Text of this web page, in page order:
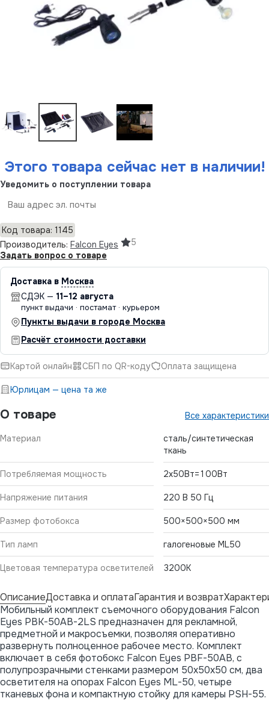
О товаре Все характеристики
Материал
сталь/cинтетическая
ткань
Потребляемая мощность 2х50Вт=100Вт
Напряжение питания 220 В 50 Гц
Размер фотобокса 500×500×500 мм
Тип ламп галогеновые ML50
Цветовая температура осветителей 3200K
Этого товара сейчас нет в наличии!
Уведомить о поступлении товара
Код товара: 1145
Производитель: Falcon Eyes
5
Задать вопрос о товаре
Доставка в Москва
СДЭК — 11–12 августа
пункт выдачи · постамат · курьером
Пункты выдачи в городе Москва
Расчёт стоимости доставки
Картой онлайн СБП по QR-коду Оплата защищена
Юрлицам — цена та же
ОписаниеДоставка и оплатаГарантия и возврат
Мобильный комплект съемочного оборудования Falcon
Eyes PBK-50AB-2LS предназначен для рекламной,
предметной и макросъемки, позволяя оперативно
развернуть полноценное рабочее место. Комплект
включает в себя фотобокс Falcon Eyes PBF-50AB, с
полупрозрачными стенками размером 50х50х50 см, два
осветителя на опорах Falcon Eyes ML-50, четыре
тканевых фона и компактную стойку для камеры PSH-55.